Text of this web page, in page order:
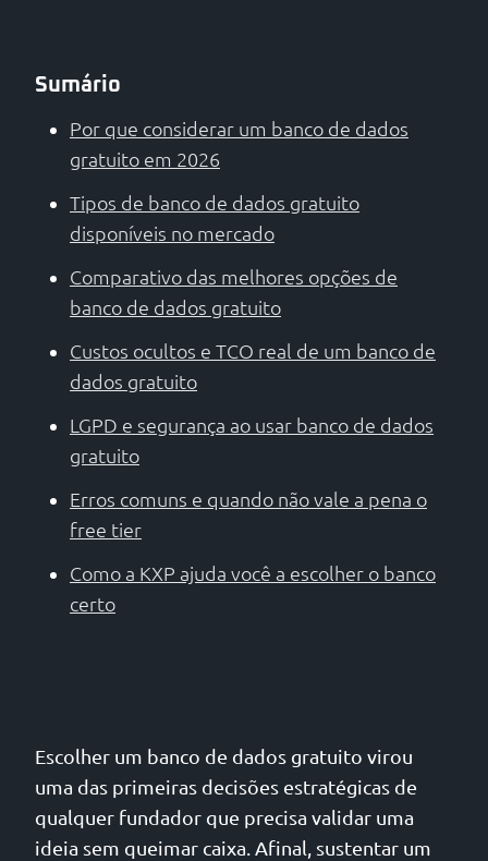
Sumário
Por que considerar um banco de dados
gratuito em 2026
Tipos de banco de dados gratuito
disponíveis no mercado
Comparativo das melhores opções de
banco de dados gratuito
Custos ocultos e TCO real de um banco de
dados gratuito
LGPD e segurança ao usar banco de dados
gratuito
Erros comuns e quando não vale a pena o
free tier
Como a KXP ajuda você a escolher o banco
certo
Escolher um banco de dados gratuito virou
uma das primeiras decisões estratégicas de
qualquer fundador que precisa validar uma
ideia sem queimar caixa. Afinal, sustentar um